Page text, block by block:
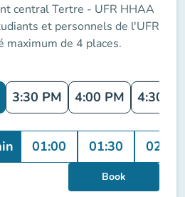
central Tertre - UFR HHAA
et personnels de l'UFR
maximum de 4 places.
3:30 PM 4:00 PM 4:30
01:00 01:30 02:00
Book